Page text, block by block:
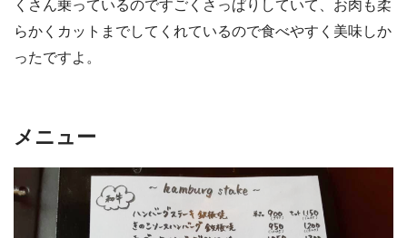
くさん乗っているのですごくさっぱりしていて、お肉も柔
らかくカットまでしてくれているので食べやすく美味しか
ったですよ。
メニュー